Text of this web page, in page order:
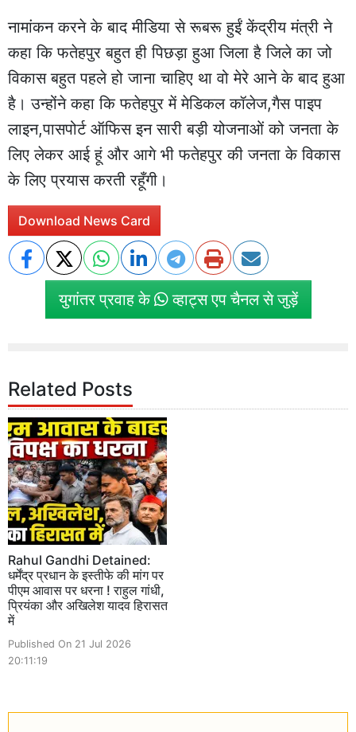
नामांकन करने के बाद मीडिया से रूबरू हुईं केंद्रीय मंत्री ने
कहा कि फतेहपुर बहुत ही पिछड़ा हुआ जिला है जिले का जो
विकास बहुत पहले हो जाना चाहिए था वो मेरे आने के बाद हुआ
है। उन्होंने कहा कि फतेहपुर में मेडिकल कॉलेज,गैस पाइप
लाइन,पासपोर्ट ऑफिस इन सारी बड़ी योजनाओं को जनता के
लिए लेकर आई हूं और आगे भी फतेहपुर की जनता के विकास
के लिए प्रयास करती रहूँगी।
Download News Card
युगांतर प्रवाह के व्हाट्स एप चैनल से जुड़ें
Related Posts
Rahul Gandhi Detained:
धर्मेंद्र प्रधान के इस्तीफे की मांग पर
पीएम आवास पर धरना ! राहुल गांधी,
प्रियंका और अखिलेश यादव हिरासत
में
Published On 21 Jul 2026
20:11:19